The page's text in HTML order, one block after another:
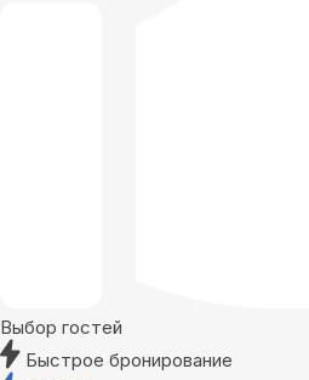
Выбор гостей
Быстрое бронирование